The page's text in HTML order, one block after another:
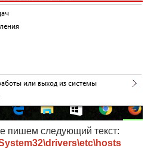
пишем следующий текст: